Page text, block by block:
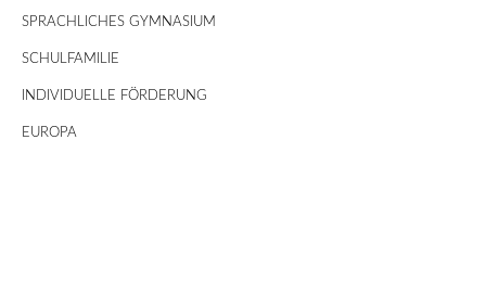
SPRACHLICHES GYMNASIUM
SCHULFAMILIE
INDIVIDUELLE FÖRDERUNG
EUROPA